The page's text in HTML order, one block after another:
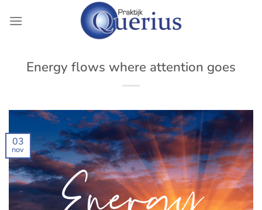
naar
Energy flows where attention goes
03
nov